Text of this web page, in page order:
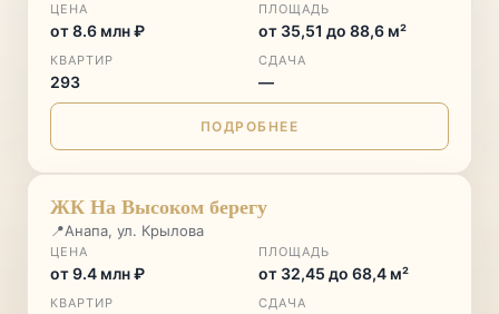
ЦЕНА
от 8.6 млн ₽
ПЛОЩАДЬ
от 35,51 до 88,6 м²
КВАРТИР
293
СДАЧА
—
ПОДРОБНЕЕ
ЖК На Высоком берегу
📍Анапа, ул. Крылова
ЦЕНА
от 9.4 млн ₽
ПЛОЩАДЬ
от 32,45 до 68,4 м²
КВАРТИР СДАЧА